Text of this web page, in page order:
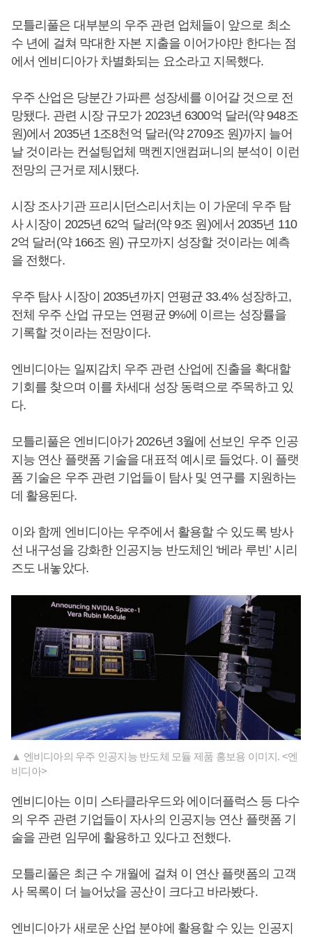
모틀리풀은 대부분의 우주 관련 업체들이 앞으로 최소
수 년에 걸쳐 막대한 자본 지출을 이어가야만 한다는 점
에서 엔비디아가 차별화되는 요소라고 지목했다.
우주 산업은 당분간 가파른 성장세를 이어갈 것으로 전
망됐다. 관련 시장 규모가 2023년 6300억 달러(약 948조
원)에서 2035년 1조8천억 달러(약 2709조 원)까지 늘어
날 것이라는 컨설팅업체 맥켄지앤컴퍼니의 분석이 이런
전망의 근거로 제시됐다.
시장 조사기관 프리시던스리서치는 이 가운데 우주 탐
사 시장이 2025년 62억 달러(약 9조 원)에서 2035년 110
2억 달러(약 166조 원) 규모까지 성장할 것이라는 예측
을 전했다.
우주 탐사 시장이 2035년까지 연평균 33.4% 성장하고,
전체 우주 산업 규모는 연평균 9%에 이르는 성장률을
기록할 것이라는 전망이다.
엔비디아는 일찌감치 우주 관련 산업에 진출을 확대할
기회를 찾으며 이를 차세대 성장 동력으로 주목하고 있
다.
모틀리풀은 엔비디아가 2026년 3월에 선보인 우주 인공
지능 연산 플랫폼 기술을 대표적 예시로 들었다. 이 플랫
폼 기술은 우주 관련 기업들이 탐사 및 연구를 지원하는
데 활용된다.
이와 함께 엔비디아는 우주에서 활용할 수 있도록 방사
선 내구성을 강화한 인공지능 반도체인 ‘베라 루빈’ 시리
즈도 내놓았다.
▲ 엔비디아의 우주 인공지능 반도체 모듈 제품 홍보용 이미지. <엔
비디아>
엔비디아는 이미 스타클라우드와 에이더플럭스 등 다수
의 우주 관련 기업들이 자사의 인공지능 연산 플랫폼 기
술을 관련 임무에 활용하고 있다고 전했다.
모틀리풀은 최근 수 개월에 걸쳐 이 연산 플랫폼의 고객
사 목록이 더 늘어났을 공산이 크다고 바라봤다.
엔비디아가 새로운 산업 분야에 활용할 수 있는 인공지